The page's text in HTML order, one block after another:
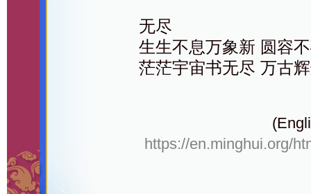
无尽
生生不息万象新 圆容
茫茫宇宙书无尽 万古
https://en.minghui.org/